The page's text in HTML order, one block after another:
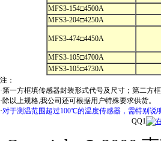
MFS3-154□4500A
MFS3-204□4250A
MFS3-474□4450A
MFS3-105□4700A
MFS3-105□4730A
注：
·第一方框填传感器封装形式代号及尺寸；第二方
·除以上规格,我公司还可根据用户特殊要求供货。
·对于测温范围超过100℃的温度传感器，需特别
QQ1